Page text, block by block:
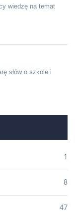
wiedzę na temat
słów o szkole i
1
8
47